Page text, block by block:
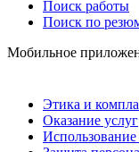
Поиск работы
Поиск по
Мобильное
Этика и
Оказание услуг
Использование